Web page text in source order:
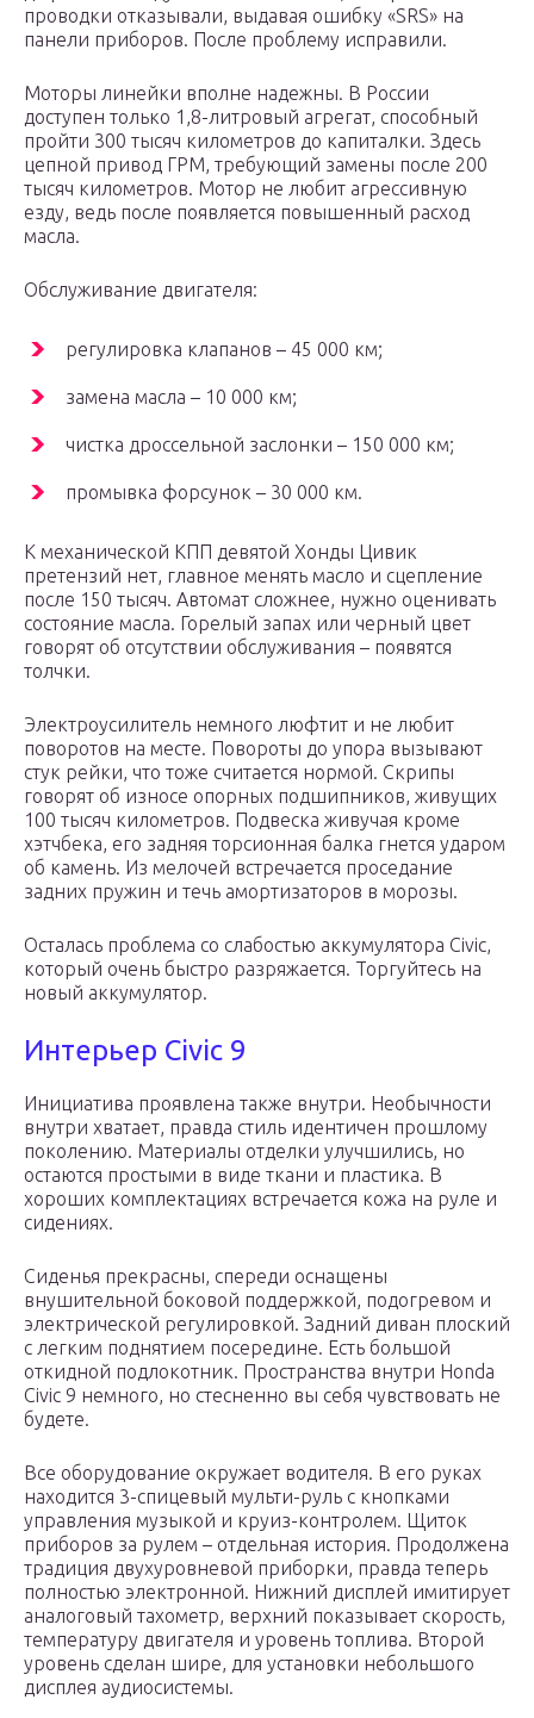
проводки отказывали, выдавая ошибку «SRS» на
панели приборов. После проблему исправили.
Моторы линейки вполне надежны. В России
доступен только 1,8-литровый агрегат, способный
пройти 300 тысяч километров до капиталки. Здесь
цепной привод ГРМ, требующий замены после 200
тысяч километров. Мотор не любит агрессивную
езду, ведь после появляется повышенный расход
масла.
Обслуживание двигателя:
регулировка клапанов – 45 000 км;
замена масла – 10 000 км;
чистка дроссельной заслонки – 150 000 км;
промывка форсунок – 30 000 км.
К механической КПП девятой Хонды Цивик
претензий нет, главное менять масло и сцепление
после 150 тысяч. Автомат сложнее, нужно оценивать
состояние масла. Горелый запах или черный цвет
говорят об отсутствии обслуживания – появятся
толчки.
Электроусилитель немного люфтит и не любит
поворотов на месте. Повороты до упора вызывают
стук рейки, что тоже считается нормой. Скрипы
говорят об износе опорных подшипников, живущих
100 тысяч километров. Подвеска живучая кроме
хэтчбека, его задняя торсионная балка гнется ударом
об камень. Из мелочей встречается проседание
задних пружин и течь амортизаторов в морозы.
Осталась проблема со слабостью аккумулятора Civic,
который очень быстро разряжается. Торгуйтесь на
новый аккумулятор.
Интерьер Civic 9
Инициатива проявлена также внутри. Необычности
внутри хватает, правда стиль идентичен прошлому
поколению. Материалы отделки улучшились, но
остаются простыми в виде ткани и пластика. В
хороших комплектациях встречается кожа на руле и
сидениях.
Сиденья прекрасны, спереди оснащены
внушительной боковой поддержкой, подогревом и
электрической регулировкой. Задний диван плоский
с легким поднятием посередине. Есть большой
откидной подлокотник. Пространства внутри Honda
Civic 9 немного, но стесненно вы себя чувствовать не
будете.
Все оборудование окружает водителя. В его руках
находится 3-спицевый мульти-руль с кнопками
управления музыкой и круиз-контролем. Щиток
приборов за рулем – отдельная история. Продолжена
традиция двухуровневой приборки, правда теперь
полностью электронной. Нижний дисплей имитирует
аналоговый тахометр, верхний показывает скорость,
температуру двигателя и уровень топлива. Второй
уровень сделан шире, для установки небольшого
дисплея аудиосистемы.